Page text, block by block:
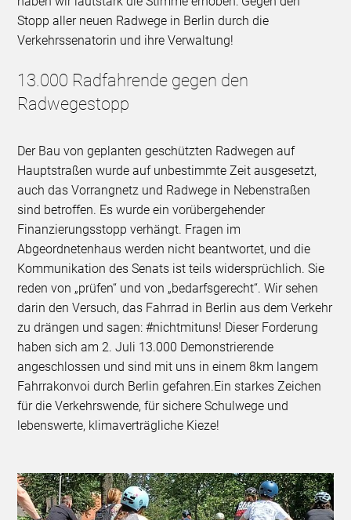
Stopp aller neuen Radwege in Berlin durch die
Verkehrssenatorin und ihre Verwaltung!
13.000 Radfahrende gegen den
Radwegestopp
Der Bau von geplanten geschützten Radwegen auf
Hauptstraßen wurde auf unbestimmte Zeit ausgesetzt,
auch das Vorrangnetz und Radwege in Nebenstraßen
sind betroffen. Es wurde ein vorübergehender
Finanzierungsstopp verhängt. Fragen im
Abgeordnetenhaus werden nicht beantwortet, und die
Kommunikation des Senats ist teils widersprüchlich. Sie
reden von „prüfen“ und von „bedarfsgerecht“. Wir sehen
darin den Versuch, das Fahrrad in Berlin aus dem Verkehr
zu drängen und sagen: #nichtmituns! Dieser Forderung
haben sich am 2. Juli 13.000 Demonstrierende
angeschlossen und sind mit uns in einem 8km langem
Fahrrakonvoi durch Berlin gefahren.Ein starkes Zeichen
für die Verkehrswende, für sichere Schulwege und
lebenswerte, klimaverträgliche Kieze!